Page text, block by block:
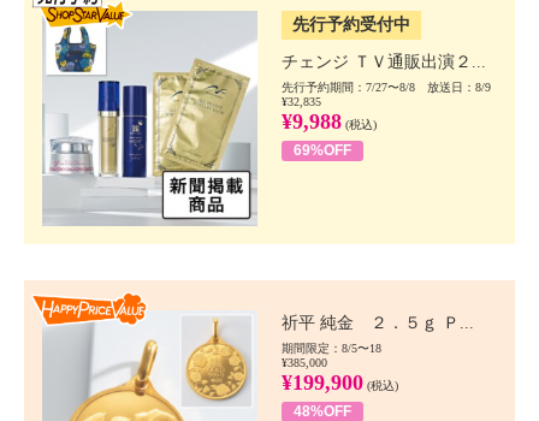
先行予約受付中
チェンジ ＴＶ通販出演２...
先行予約期間：7/27〜8/8 放送日：8/9
¥32,835
¥9,988 (税込)
69%OFF
祈平 純金 ２．５ｇ Ｐ...
期間限定：8/5〜18
¥385,000
¥199,900 (税込)
48%OFF